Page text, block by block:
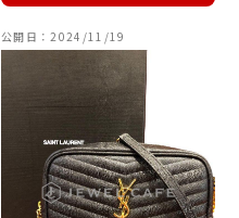
公開日：2024/11/19